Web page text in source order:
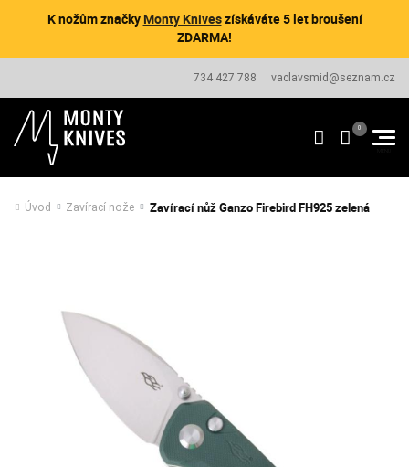
K nožům značkyMonty Kniveszískáváte 5 let broušení
ZDARMA!
734 427 788 vaclavsmid@seznam.cz
Úvod Zavírací nože Zavírací nůž Ganzo Firebird FH925 zelená